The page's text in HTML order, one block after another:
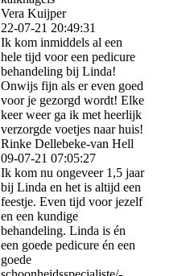
Vera Kuijper
22-07-21 20:49:31
Ik kom inmiddels al een
hele tijd voor een pedicure
behandeling bij Linda!
Onwijs fijn als er even goed
voor je gezorgd wordt! Elke
keer weer ga ik met heerlijk
verzorgde voetjes naar huis!
Rinke Dellebeke-van Hell
09-07-21 07:05:27
Ik kom nu ongeveer 1,5 jaar
bij Linda en het is altijd een
feestje. Even tijd voor jezelf
en een kundige
behandeling. Linda is én
een goede pedicure én een
goede